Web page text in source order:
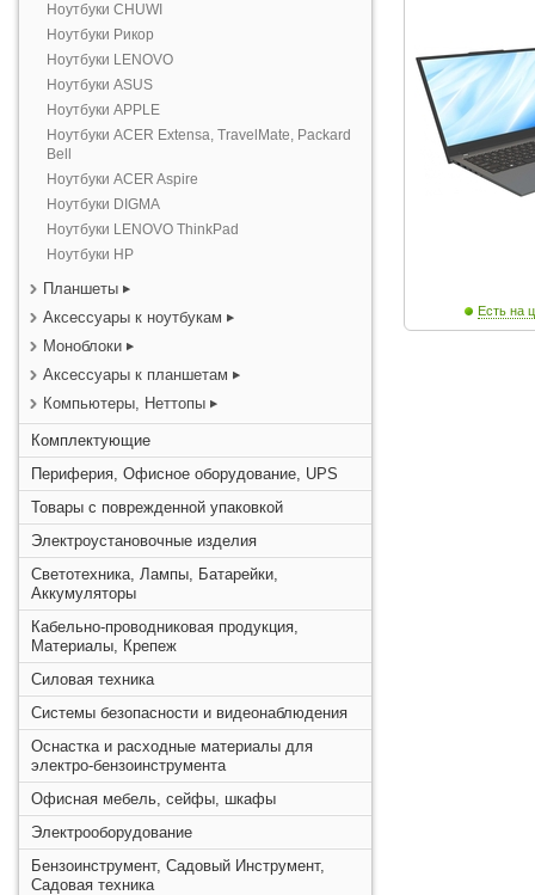
Ноутбуки CHUWI
Ноутбуки Рикор
Ноутбуки LENOVO
Ноутбуки ASUS
Ноутбуки APPLE
Ноутбуки ACER Extensa, TravelMate, Packard
Bell
Ноутбуки ACER Aspire
Ноутбуки DIGMA
Ноутбуки LENOVO ThinkPad
Ноутбуки HP
Планшеты
Аксессуары к ноутбукам
Моноблоки
Аксессуары к планшетам
Компьютеры, Неттопы
Комплектующие
Периферия, Офисное оборудование, UPS
Товары с поврежденной упаковкой
Электроустановочные изделия
Светотехника, Лампы, Батарейки,
Аккумуляторы
Кабельно-проводниковая продукция,
Материалы, Крепеж
Силовая техника
Системы безопасности и видеонаблюдения
Оснастка и расходные материалы для
электро-бензоинструмента
Офисная мебель, сейфы, шкафы
Электрооборудование
Бензоинструмент, Садовый Инструмент,
Садовая техника
Есть на